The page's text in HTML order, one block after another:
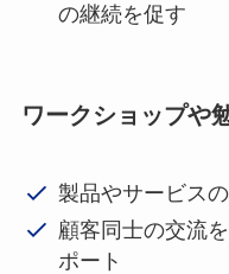
の継続を促す
ワークショップや
製品やサービス
顧客同士の交流
ポート